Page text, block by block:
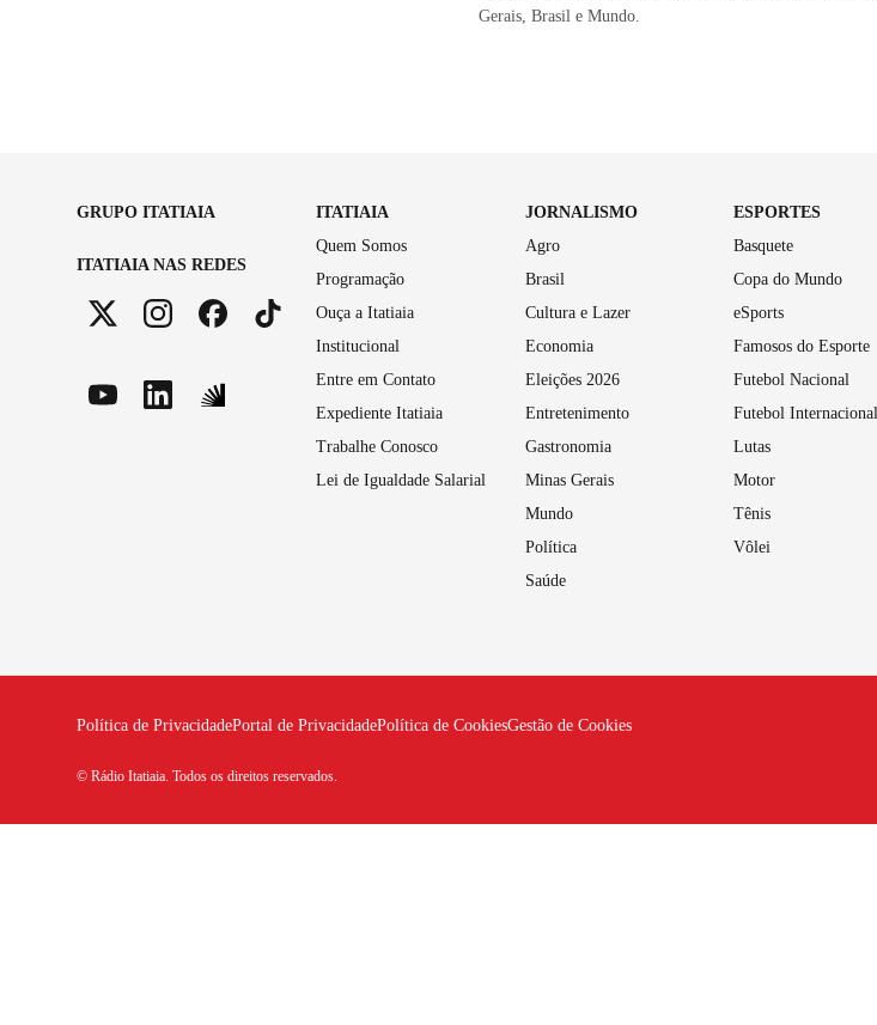
Gerais, Brasil e Mundo.
GRUPO ITATIAIA
ITATIAIA NAS REDES
ITATIAIA
Quem Somos
Programação
Ouça a Itatiaia
Institucional
Entre em Contato
Expediente Itatiaia
Trabalhe Conosco
Lei de Igualdade Salarial
JORNALISMO
Agro
Brasil
Cultura e Lazer
Economia
Eleições 2026
Entretenimento
Gastronomia
Minas Gerais
Mundo
Política
Saúde
ESPORTES
Basquete
Copa do Mundo
eSports
Famosos do Esporte
Futebol Nacional
Futebol Internacional
Lutas
Motor
Tênis
Vôlei
Política de PrivacidadePortal de PrivacidadePolítica de CookiesGestão de Cookies
© Rádio Itatiaia. Todos os direitos reservados.